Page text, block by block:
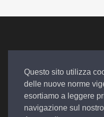
Questo sito utilizza
delle nuove norme
esortiamo a leggere
navigazione sul
Auto.